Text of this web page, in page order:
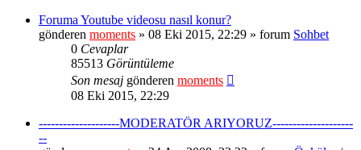
Foruma Youtube videosu nasıl konur?
gönderen moments » 08 Eki 2015, 22:29 » forum Sohbet
0 Cevaplar
85513 Görüntüleme
Son mesaj gönderen moments
08 Eki 2015, 22:29
--------------------MODERATÖR ARIYORUZ--------------------
--